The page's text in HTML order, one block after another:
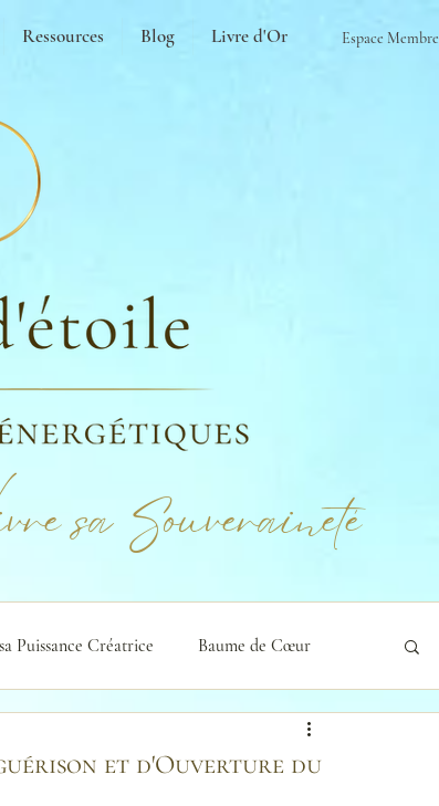
Ressources Blog Livre d'Or Espace Membre
sa Souveraineté
Puissance Créatrice Baume de Cœur
et d'Ouverture du